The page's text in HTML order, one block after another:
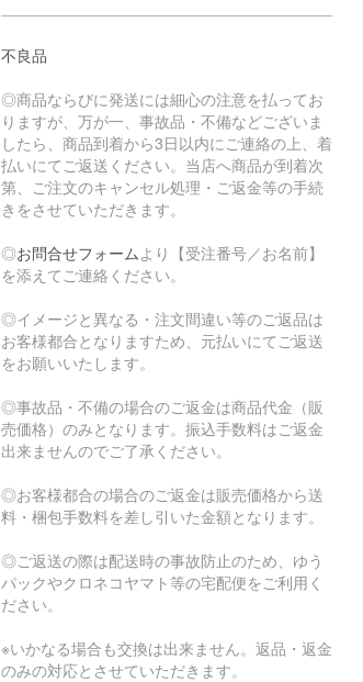
不良品
◎商品ならびに発送には細心の注意を払ってお
りますが、万が一、事故品・不備などございま
したら、商品到着から3日以内にご連絡の上、着
払いにてご返送ください。当店へ商品が到着次
第、ご注文のキャンセル処理・ご返金等の手続
きをさせていただきます。
◎お問合せフォーム より【受注番号／お名前】
を添えてご連絡ください。
◎イメージと異なる・注文間違い等のご返品は
お客様都合となりますため、元払いにてご返送
をお願いいたします。
◎事故品・不備の場合のご返金は商品代金（販
売価格）のみとなります。振込手数料はご返金
出来ませんのでご了承ください。
◎お客様都合の場合のご返金は販売価格から送
料・梱包手数料を差し引いた金額となります。
◎ご返送の際は配送時の事故防止のため、ゆう
パックやクロネコヤマト等の宅配便をご利用く
ださい。
※いかなる場合も交換は出来ません。返品・返金
のみの対応とさせていただきます。